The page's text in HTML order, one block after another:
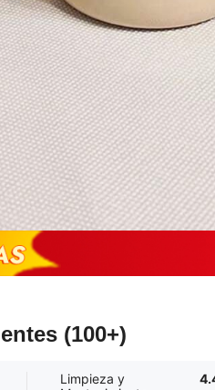
(100+)
Limpieza y